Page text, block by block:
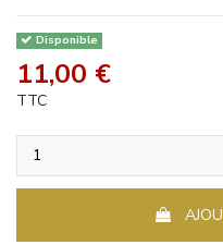
Disponible
11,00 €
TTC